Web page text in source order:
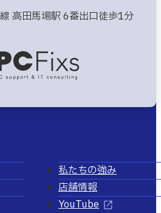
高田馬場駅 6番出口徒歩1分
私たちの強み
店舗情報
YouTube